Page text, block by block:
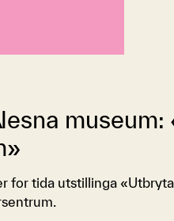
for tida utstillinga